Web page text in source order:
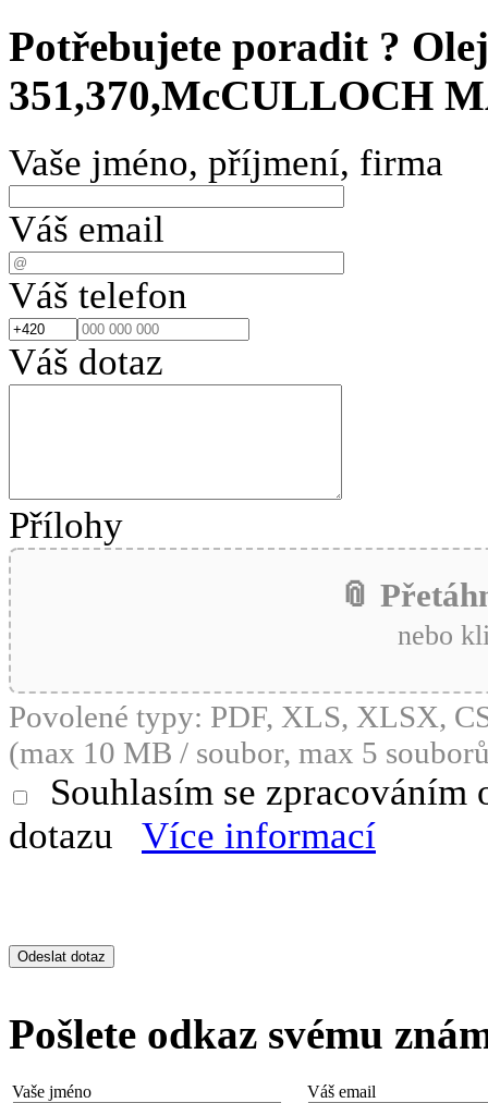
Potřebujete poradit ?
351,370,McCULLOCH
Vaše jméno, příjmení, firma
Váš email
Váš telefon
Váš dotaz
Přílohy
📎
nebo
Povolené typy: PDF, XLS, XLSX,
(max 10 MB / soubor, max 5
Souhlasím se
dotazu
Více informací
Pošlete odkaz svému
Vaše jméno Váš email